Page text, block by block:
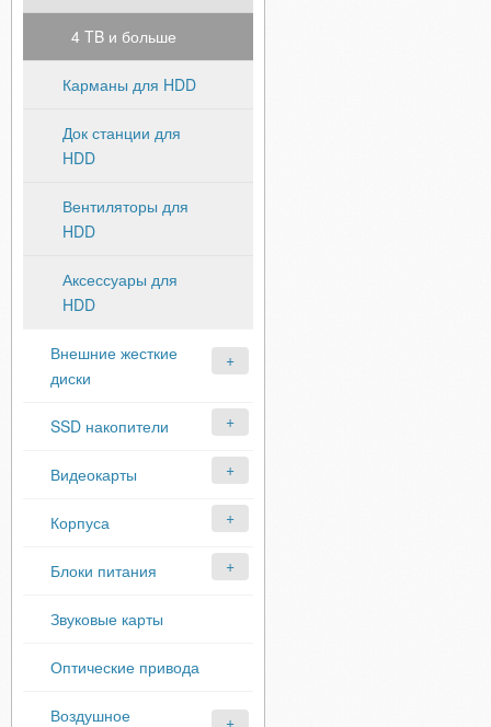
4 TB и больше
Карманы для HDD
Док станции для
HDD
Вентиляторы для
HDD
Аксессуары для
HDD
Внешние жесткие
диски
SSD накопители
Видеокарты
Корпуса
Блоки питания
Звуковые карты
Оптические привода
Воздушное